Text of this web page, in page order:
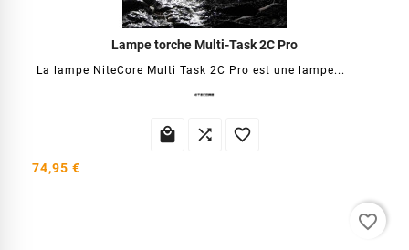
Lampe torche Multi-Task 2C Pro
La lampe NiteCore Multi Task 2C Pro est une lampe...
  
74,95 €
favorite_border